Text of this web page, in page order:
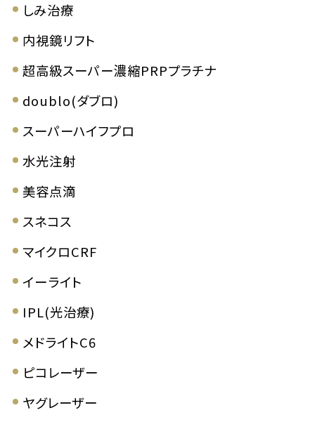
しみ治療
内視鏡リフト
超高級スーパー濃縮PRPプラチナ
doublo(ダブロ)
スーパーハイフプロ
水光注射
美容点滴
スネコス
マイクロCRF
イーライト
IPL(光治療)
メドライトC6
ピコレーザー
ヤグレーザー